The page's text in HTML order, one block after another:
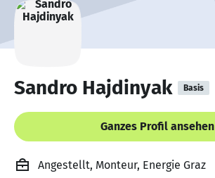
Sandro Hajdinyak Basis
Ganzes Profil ansehen
Angestellt, Monteur, Energie Graz